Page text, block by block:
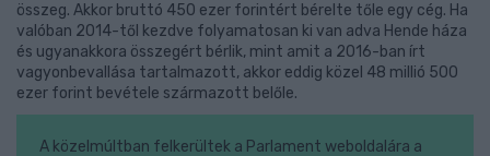
összeg. Akkor bruttó 450 ezer forintért bérelte tőle egy cég. Ha
valóban 2014-től kezdve folyamatosan ki van adva Hende háza
és ugyanakkora összegért bérlik, mint amit a 2016-ban írt
vagyonbevallása tartalmazott, akkor eddig közel 48 millió 500
ezer forint bevétele származott belőle.
A közelmúltban felkerültek a Parlament weboldalára a